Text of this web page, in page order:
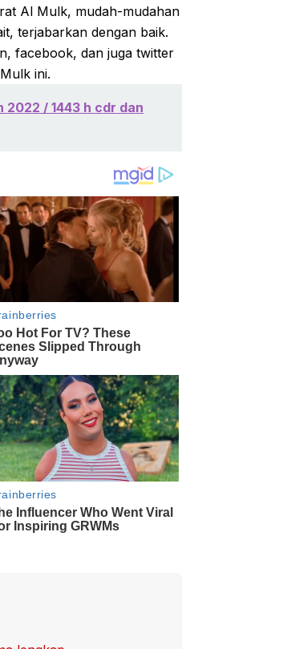
Al Mulk, mudah-mudahan
terjabarkan dengan baik.
facebook, dan juga twitter
ini.
/ 1443 h cdr dan